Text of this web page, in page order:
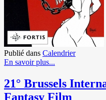
Publié dans Calendrier
En savoir plus...
21° Brussels
Fantasy Film